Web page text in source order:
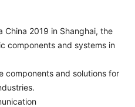
China 2019 in Shanghai, the
components and systems in
components and solutions for